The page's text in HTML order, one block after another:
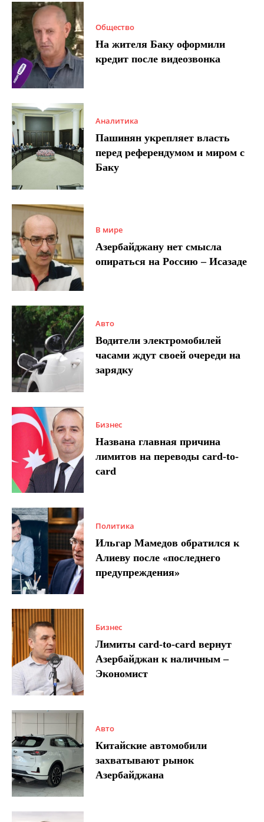
Общество
На жителя Баку оформили
кредит после видеозвонка
Аналитика
Пашинян укрепляет власть
перед референдумом и миром с
Баку
В мире
Азербайджану нет смысла
опираться на Россию – Исазаде
Авто
Водители электромобилей
часами ждут своей очереди на
зарядку
Бизнес
Названа главная причина
лимитов на переводы card-to-
card
Политика
Ильгар Мамедов обратился к
Алиеву после «последнего
предупреждения»
Бизнес
Лимиты card-to-card вернут
Азербайджан к наличным –
Экономист
Авто
Китайские автомобили
захватывают рынок
Азербайджана